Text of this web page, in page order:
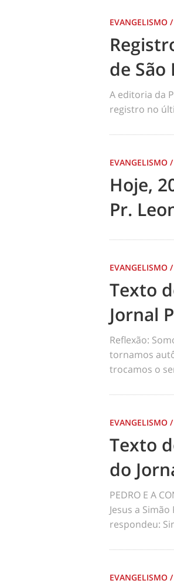
EVANGELISMO /
de São
A editoria da
registro no
EVANGELISMO /
Hoje,
Pr.
EVANGELISMO /
Texto
Jornal
Reflexão:
tornamos
trocamos o
EVANGELISMO /
Texto
do
PEDRO E A
Jesus a
respondeu:
EVANGELISMO /